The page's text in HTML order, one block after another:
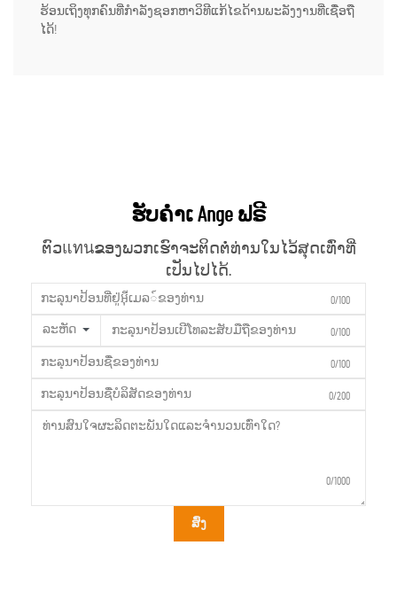
ຮ້ອນເຖິງທຸກຄົນທີ່ກຳລັງຊອກຫາວິທີແກ້ໄຂດ້ານພະລັງງານທີ່ເຊື່ອຖື
ໄດ້!
ຮັບຄຳເ Ange ຟຣີ
ຕົວแทนຂອງພວກເຮົາຈະຕິດຕໍ່ທ່ານໃນໄວ້ສຸດເທົ່າທີ່
ເປັນໄປໄດ້.
0/100
ລະຫັດ 0/100
0/100
0/200
0/1000
ສົ່ງ